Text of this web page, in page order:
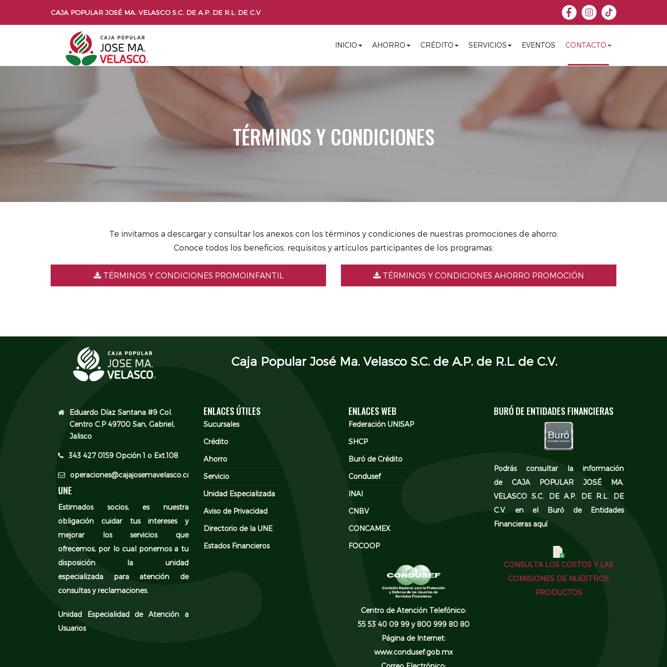
CAJA POPULAR JOSÉ MA. VELASCO S.C. DE A.P. DE R.L. DE C.V
INICIO AHORRO CRÉDITO SERVICIOS EVENTOS CONTACTO
TÉRMINOS Y CONDICIONES
Te invitamos a descargar y consultar los anexos con los términos y condiciones de nuestras promociones de ahorro.
Conoce todos los beneficios, requisitos y artículos participantes de los programas:
TÉRMINOS Y CONDICIONES PROMOINFANTIL TÉRMINOS Y CONDICIONES AHORRO PROMOCIÓN
Caja Popular José Ma. Velasco S.C. de A.P. de R.L. de C.V.
Eduardo Díaz Santana #9 Col.
Centro C.P 49700 San, Gabriel,
Jalisco
343 427 0159 Opción 1 o Ext.108
operaciones@cajajosemavelasco.com
UNE
Estimados socios, es nuestra
obligación cuidar tus intereses y
mejorar los servicios que
ofrecemos, por lo cual ponemos a tu
disposición la unidad
especializada para atención de
consultas y reclamaciones.
Unidad Especialidad de Atención a
Usuarios
ENLACES ÚTILES
Sucursales
Crédito
Ahorro
Servicio
Unidad Especializada
Aviso de Privacidad
Directorio de la UNE
Estados Financieros
ENLACES WEB
Federación UNISAP
SHCP
Buró de Crédito
Condusef
INAI
CNBV
CONCAMEX
FOCOOP
Centro de Atención Telefónico:
55 53 40 09 99 y 800 999 80 80
Página de Internet:
www.condusef.gob.mx
BURÓ DE ENTIDADES FINANCIERAS
Podrás consultar la información
de CAJA POPULAR JOSÉ MA.
VELASCO S.C. DE A.P. DE R.L. DE
C.V. en el
Buró de Entidades
Financieras aquí
CONSULTA LOS COSTOS Y LAS
COMISIONES DE NUESTROS
PRODUCTOS